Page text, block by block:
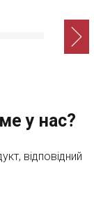
у нас?
відповідний